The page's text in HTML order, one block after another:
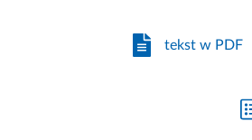
tekst w PDF